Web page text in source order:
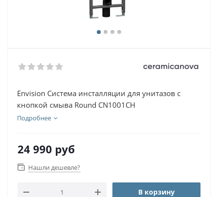
Envision Система инсталляции для унитазов с
кнопкой смыва Round CN1001CH
Подробнее
24 990 руб
Нашли дешевле?
В корзину